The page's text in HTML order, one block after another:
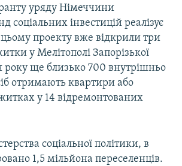
уряду Німеччини
соціальних інвестицій реалізує
проекту вже відкрили три
у Мелітополі Запорізької
року ще близько 700 внутрішньо
отримають квартири або
у 14 відремонтованих
соціальної політики, в
1,5 мільйона переселенців.